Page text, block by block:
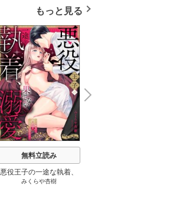
もっと見る
無料立読み
悪役王子の一途な執着、
果てない溺愛。 モブ令嬢
みくらや杏樹
N
e
x
t